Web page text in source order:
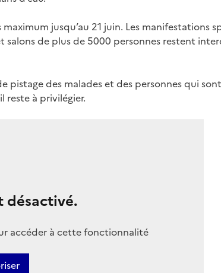
jusqu’au 21 juin. Les manifestations
de plus de 5000 personnes restent
pistage des malades et des personnes qui sont
reste à privilégier.
désactivé.
accéder à cette fonctionnalité